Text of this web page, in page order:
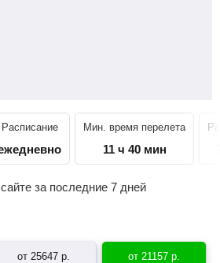
Расписание Мин. время перелета
11 ч 40 мин
за последние 7 дней
от25647 р. от21157 р.